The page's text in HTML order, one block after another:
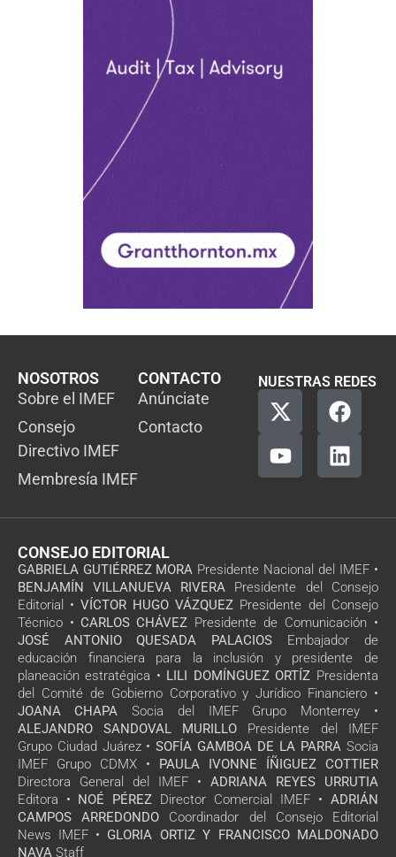
NOSOTROS
Sobre el IMEF
Consejo
Directivo IMEF
Membresía IMEF
CONTACTO
Anúnciate
Contacto
NUESTRAS REDES
CONSEJO EDITORIAL
GABRIELA GUTIÉRREZ MORA Presidente Nacional del IMEF •
BENJAMÍN VILLANUEVA RIVERA Presidente del Consejo
Editorial • VÍCTOR HUGO VÁZQUEZ Presidente del Consejo
Técnico • CARLOS CHÁVEZ Presidente de Comunicación •
JOSÉ ANTONIO QUESADA PALACIOS Embajador de
educación financiera para la inclusión y presidente de
planeación estratégica • LILI DOMÍNGUEZ ORTÍZ Presidenta
del Comité de Gobierno Corporativo y Jurídico Financiero •
JOANA CHAPA Socia del IMEF Grupo Monterrey •
ALEJANDRO SANDOVAL MURILLO Presidente del IMEF
Grupo Ciudad Juárez • SOFÍA GAMBOA DE LA PARRA Socia
IMEF Grupo CDMX • PAULA IVONNE ÍÑIGUEZ COTTIER
Directora General del IMEF • ADRIANA REYES URRUTIA
Editora • NOÉ PÉREZ Director Comercial IMEF • ADRIÁN
CAMPOS ARREDONDO Coordinador del Consejo Editorial
News IMEF • GLORIA ORTIZ Y FRANCISCO MALDONADO
NAVA Staff